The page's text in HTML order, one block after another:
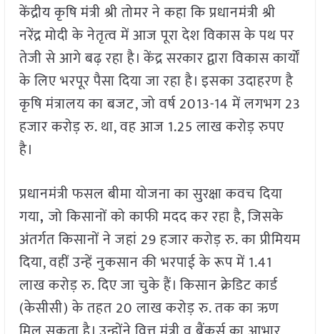
केंद्रीय कृषि मंत्री श्री तोमर ने कहा कि प्रधानमंत्री श्री
नरेंद्र मोदी के नेतृत्व में आज पूरा देश विकास के पथ पर
तेजी से आगे बढ़ रहा है। केंद्र सरकार द्वारा विकास कार्यों
के लिए भरपूर पैसा दिया जा रहा है। इसका उदाहरण है
कृषि मंत्रालय का बजट, जो वर्ष 2013-14 में लगभग 23
हजार करोड़ रु. था, वह आज 1.25 लाख करोड़ रुपए
है।
प्रधानमंत्री फसल बीमा योजना का सुरक्षा कवच दिया
गया,जो किसानों को काफी मदद कर रहा है, जिसके
अंतर्गत किसानों ने जहां 29 हजार करोड़ रु. का प्रीमियम
दिया, वहीं उन्हें नुकसान की भरपाई के रूप में 1.41
लाख करोड़ रु. दिए जा चुके हैं। किसान क्रेडिट कार्ड
(केसीसी) के तहत 20 लाख करोड़ रु. तक का ऋण